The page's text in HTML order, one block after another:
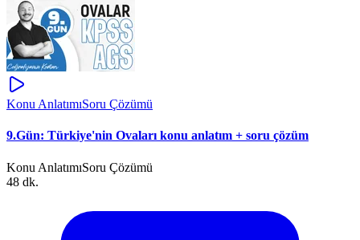
Konu AnlatımıSoru Çözümü
9.Gün: Türkiye'nin Ovaları konu anlatım + soru çözüm
Konu AnlatımıSoru Çözümü
48 dk.